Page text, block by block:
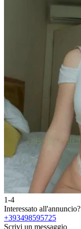
1-4
Interessato all'annuncio?
+393498595725
Scrivi un messaggio